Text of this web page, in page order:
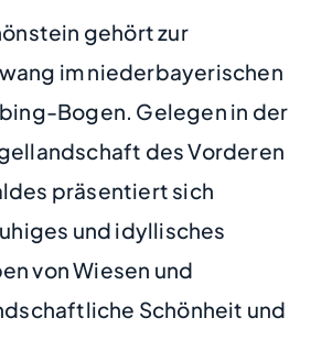
gehört zur
im niederbayerischen
Bogen. Gelegen in der
des Vorderen
präsentiert sich
und idyllisches
von Wiesen und
Schönheit und